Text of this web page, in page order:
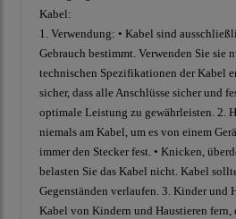
Kabel:
1. Verwendung: • Kabel sind
Gebrauch bestimmt. Verwenden Sie sie
technischen Spezifikationen der Kabel
sicher, dass alle Anschlüsse sicher und
optimale Leistung zu gewährleisten. 2.
niemals am Kabel, um es von einem
immer den Stecker fest. • Knicken,
belasten Sie das Kabel nicht. Kabel
Gegenständen verlaufen. 3. Kinder und
Kabel von Kindern und Haustieren fern,